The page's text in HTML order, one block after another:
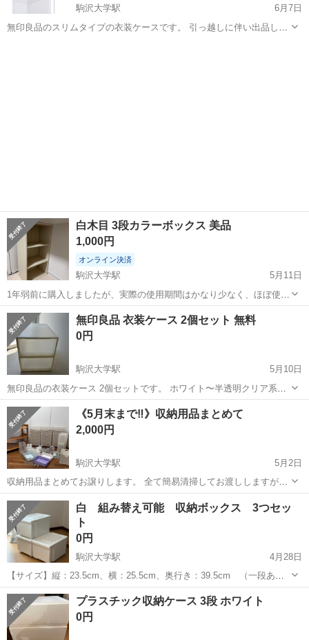
駒沢大学駅
6月7日
無印良品のスリムタイプの衣装ケースです。 引っ越しに伴い出品しま
白木目 3段カラーボックス 美品
1,000円
オンライン決済
駒沢大学駅
5月11日
1年弱前に購入しましたが、実際の使用期間はかなり少なく、ほぼ使用
していない部屋に置いていました。 傷や汚れもなく、比較的綺麗な状
態です！ 白の木目調デザインで、お部屋にも馴染みやすいと思います
◎ サイズ 高さ：約88cm...
東京 世田谷区 駒沢大学駅 収納家具 組み立て
無印良品 衣装ケース 2個セット 無料
0円
駒沢大学駅
5月10日
無印良品の衣装ケース 2個セットです。 ホワイト〜半透明クリア系の
シンプルなデザインで、 クローゼット収納や子供服収納などに使いや
すいサイズ感です。 【サイズ】 詳細は画像のメジャーをご確認くださ
い。 おおよそ ・幅：約...
東京 世田谷区 駒沢大学駅 収納家具 無印良品
《5月末まで‼️》収納用品まとめて
2,000円
駒沢大学駅
5月2日
収納用品まとめてお譲りします。 全て簡易清掃してお渡ししますが、
取りきれない埃や、一部汚れが取れないもの、シールが取りきれない
ものなどあります。 マガジンラック 5段 キャスター付き 隙間収
納 スリム 幅:約40センチ、...
東京 目黒区 駒沢大学駅 収納家具 用品
白 組み替え可能 収納ボックス 3つセッ
ト
0円
駒沢大学駅
4月28日
【サイズ】縦：23.5cm、横：25.5cm、奥行き：39.5cm （一段あた
り。大体です） 【傷などの状態】とくに目立った傷はありません。
【アピールポイント】状態はいいのでまだまだ使えます！ 【希望取引
場所】目黒区東が...
東京 目黒区 駒沢大学駅 収納家具 ボックス
プラスチック収納ケース 3段 ホワイト
0円